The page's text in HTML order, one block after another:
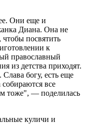
Они еще и
Диана. Она не
чтобы посвятить
к
православный
из детства приходят.
богу, есть еще
все
тоже", — поделилась